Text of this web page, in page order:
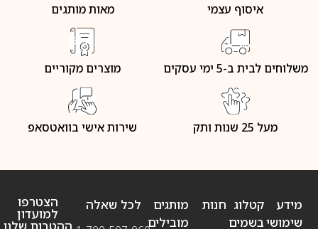
איסוף עצמי מאות מותגים
משלוחים לבית ב-5 ימי עסקים מוצרים מקוריים
מעל 25 שנות ותק שירות אישי בוואטסאפ
מידע
שימושי
חנות
קטלוג
בשמים
מותגים
מובילים
לכל שאלה הצטרפו
למועדון